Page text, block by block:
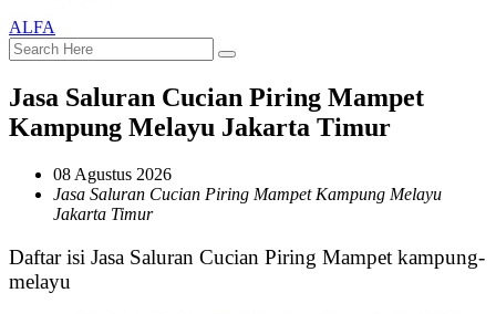
ALFA
Jasa Saluran Cucian Piring Mampet
Kampung Melayu Jakarta Timur
08 Agustus 2026
Jasa Saluran Cucian Piring Mampet Kampung Melayu
Jakarta Timur
Daftar isi Jasa Saluran Cucian Piring Mampet kampung-
melayu